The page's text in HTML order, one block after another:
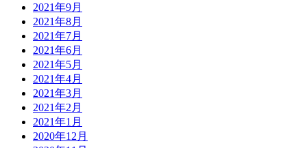
2021年9月
2021年8月
2021年7月
2021年6月
2021年5月
2021年4月
2021年3月
2021年2月
2021年1月
2020年12月